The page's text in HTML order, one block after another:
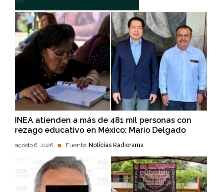
INEA atienden a más de 481 mil personas con
rezago educativo en México: Mario Delgado
agosto 6, 2026 Fuente: Noticias Radiorama